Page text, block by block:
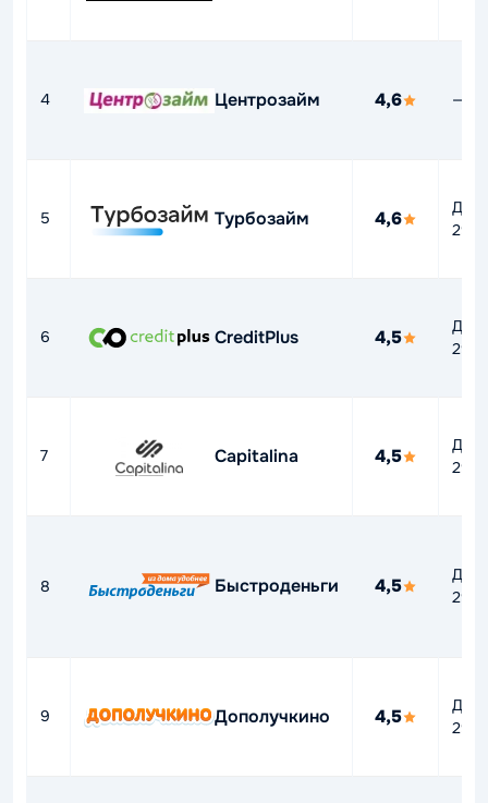
4 Центрозайм 4,6 —
5 Турбозайм 4,6
До
6 CreditPlus 4,5
До
7 Capitalina 4,5
До
8 Быстроденьги 4,5
До
9 Дополучкино 4,5
До